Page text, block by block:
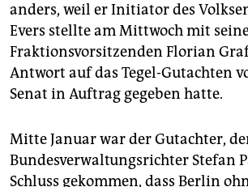
anders, weil er Initiator des
Evers stellte am Mittwoch mit
Fraktionsvorsitzenden Florian
Antwort auf das Tegel-Gutachten
Senat in Auftrag gegeben hatte.
Mitte Januar war der Gutachter,
Bundesverwaltungsrichter Stefan
Schluss gekommen, dass Berlin